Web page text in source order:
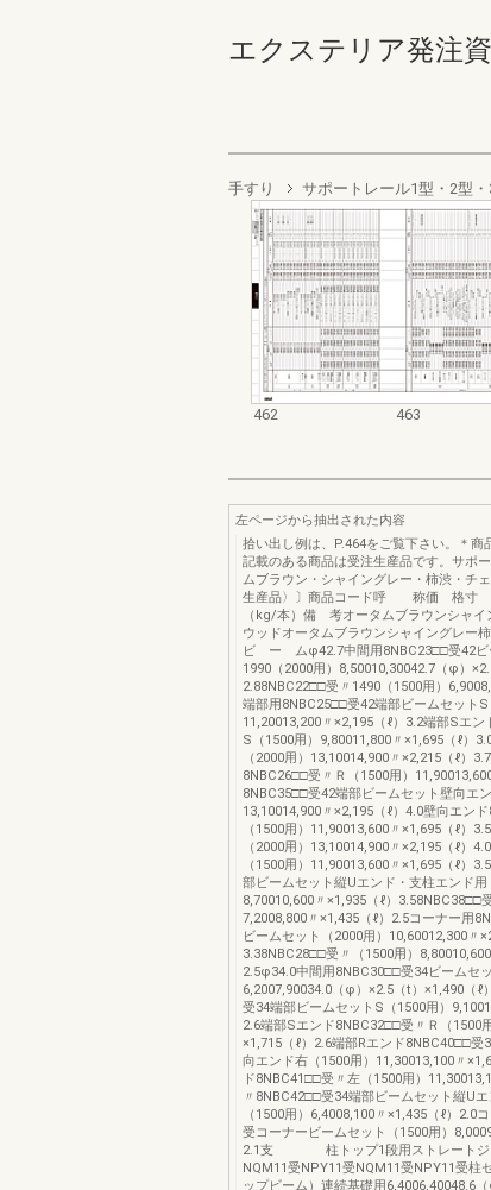
エクステリア発注
手すり サポートレール1型・2型・
462 463
左ページから抽出された内容
拾い出し例は、P.464をご覧下さい。＊商
記載のある商品は受注生産品です。サポ
ムブラウン・シャイングレー・柿渋・チ
生産品〉〕商品コード呼 称価 格寸
（kg/本）備 考オータムブラウンシャイ
ウッドオータムブラウンシャイングレー
ビ ー ムφ42.7中間用8NBC23□□受42ビ
1990（2000用）8,50010,30042.7（φ）
2.88NBC22□□受〃1490（1500用）
端部用8NBC25□□受42端部ビームセットS
11,20013,200〃×2,195（ℓ）3.2端部Sエン
S（1500用）9,80011,800〃×1,695（ℓ）
（2000用）13,10014,900〃×2,215（ℓ）
8NBC26□□受〃Ｒ（1500用）
8NBC35□□受42端部ビームセット壁向エン
13,10014,900〃×2,195（ℓ）4.0壁向エン
（1500用）11,90013,600〃×1,695（ℓ）
（2000用）13,10014,900〃×2,195（ℓ）
（1500用）11,90013,600〃×1,695（ℓ）
部ビームセット縦Uエンド・支柱エンド用
8,70010,600〃×1,935（ℓ）3.58NBC38□□
7,2008,800〃×1,435（ℓ）2.5コーナー用
ビームセット（2000用）10,60012,300〃
3.38NBC28□□受〃（1500用）8,80010,600
2.5φ34.0中間用8NBC30□□受34ビームセ
6,2007,90034.0（φ）×2.5（t）×1,490（ℓ
受34端部ビームセットS（1500用）
2.6端部Sエンド8NBC32□□受〃Ｒ（1500
×1,715（ℓ）2.6端部Rエンド8NBC40□□受
向エンド右（1500用）11,30013,100〃
ド8NBC41□□受〃左（1500用）
〃8NBC42□□受34端部ビームセット縦U
（1500用）6,4008,100〃×1,435（ℓ）2.0
受コーナービームセット（1500用）
2.1支 柱トップ1段用ストレートジ
NQM11受NPY11受NQM11受NPY11受柱
ップビーム）連続基礎用6,4006,40048.6（